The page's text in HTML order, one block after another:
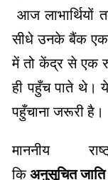
आज लाभार्थियों
सीधे उनके बैंक
में तो केंद्र से एक
ही पहुँच पाते थे।
पहुँचाना जरूरी है।
माननीय
किअनुसूचितजाति